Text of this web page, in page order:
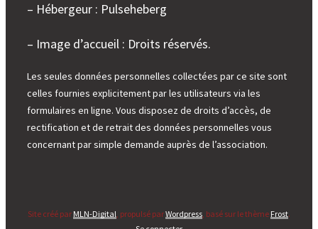
– Hébergeur : Pulseheberg
– Image d’accueil : Droits réservés.
Les seules données personnelles collectées par ce site sont
celles fournies explicitement par les utilisateurs via les
formulaires en ligne. Vous disposez de droits d’accès, de
rectification et de retrait des données personnelles vous
concernant par simple demande auprès de l’association.
Site créé par MLN-Digital, propulsé parWordpress, basé sur le thème Frost.